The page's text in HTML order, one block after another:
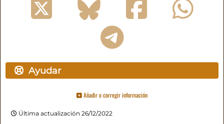
Ayudar
Añadir o corregir información
Última actualización 26/12/2022